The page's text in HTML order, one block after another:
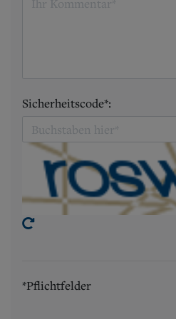
Sicherheitscode*:
*Pflichtfelder